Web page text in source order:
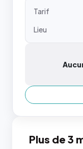
Tarif
Lieu
Plus de 3